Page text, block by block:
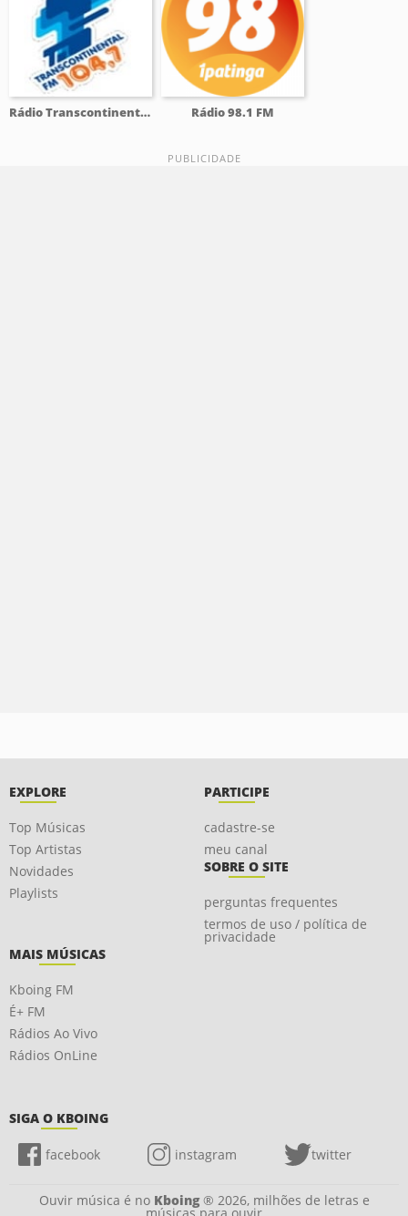
Rádio Transcontinental 104.7 FM Rádio 98.1 FM
EXPLORE
Top Músicas
Top Artistas
Novidades
Playlists
PARTICIPE
cadastre-se
meu canal
SOBRE O SITE
perguntas frequentes
termos de uso / política de
privacidade
MAIS MÚSICAS
Kboing FM
É+ FM
Rádios Ao Vivo
Rádios OnLine
SIGA O KBOING
facebook instagram twitter
Ouvir música é no Kboing® 2026, milhões de letras e
músicas para ouvir